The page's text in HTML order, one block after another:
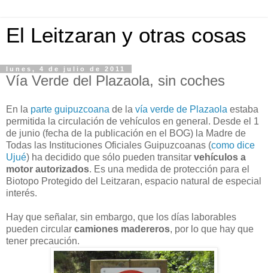
El Leitzaran y otras cosas
lunes, 4 de julio de 2011
Vía Verde del Plazaola, sin coches
En la parte guipuzcoana de la vía verde de Plazaola estaba
permitida la circulación de vehículos en general. Desde el 1
de junio (fecha de la publicación en el BOG) la Madre de
Todas las Instituciones Oficiales Guipuzcoanas (como dice
Ujué) ha decidido que sólo pueden transitar vehículos a
motor autorizados. Es una medida de protección para el
Biotopo Protegido del Leitzaran, espacio natural de especial
interés.
Hay que señalar, sin embargo, que los días laborables
pueden circular camiones madereros, por lo que hay que
tener precaución.